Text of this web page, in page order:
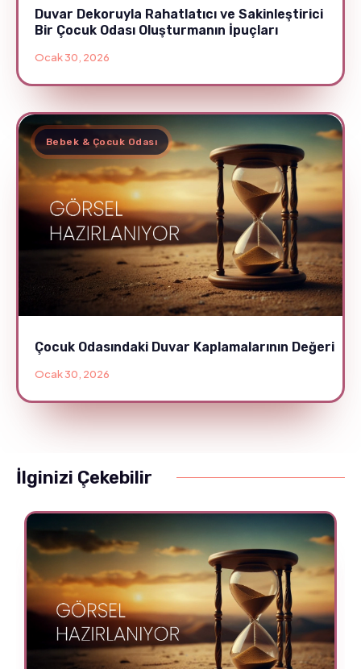
Duvar Dekoruyla Rahatlatıcı ve Sakinleştirici
Bir Çocuk Odası Oluşturmanın İpuçları
Ocak 30, 2026
Bebek & Çocuk Odası
Çocuk Odasındaki Duvar Kaplamalarının Değeri
Ocak 30, 2026
İlginizi Çekebilir